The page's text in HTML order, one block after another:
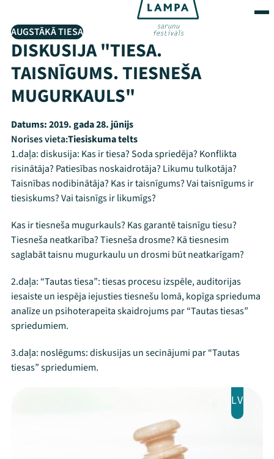
AUGSTĀKĀ TIESA
DISKUSIJA "TIESA.
TAISNĪGUMS. TIESNEŠA
MUGURKAULS"
Datums:2019. gada 28. jūnijs
Norises vieta:Tiesiskuma telts
1.daļa: diskusija: Kas ir tiesa? Soda spriedēja? Konflikta
risinātāja? Patiesības noskaidrotāja? Likumu tulkotāja?
Taisnības nodibinātāja? Kas ir taisnīgums? Vai taisnīgums ir
tiesiskums? Vai taisnīgs ir likumīgs?
Kas ir tiesneša mugurkauls? Kas garantē taisnīgu tiesu?
Tiesneša neatkarība? Tiesneša drosme? Kā tiesnesim
saglabāt taisnu mugurkaulu un drosmi būt neatkarīgam?
2.daļa: “Tautas tiesa”: tiesas procesu izspēle, auditorijas
iesaiste un iespēja iejusties tiesnešu lomā, kopīga sprieduma
analīze un psihoterapeita skaidrojums par “Tautas tiesas”
spriedumiem.
3.daļa: noslēgums: diskusijas un secinājumi par “Tautas
tiesas” spriedumiem.
LV